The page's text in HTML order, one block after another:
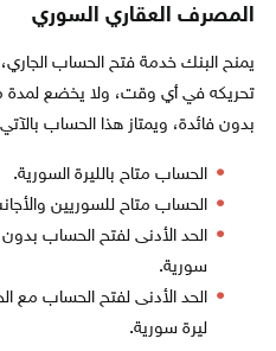
المصرف العقاري السوري
يمنح البنك خدمة فتح الحساب
تحريكه في أي وقت، ولا يخضع لمدة
بدون فائدة، ويمتاز هذا الحساب
الحساب متاح بالليرة السورية.
الحساب متاح للسوريين
سورية.
ليرة سورية.